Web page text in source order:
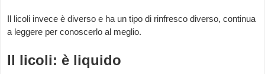
Il licoli invece è diverso e ha un tipo di rinfresco diverso, continua
a leggere per conoscerlo al meglio.
Il licoli: è liquido